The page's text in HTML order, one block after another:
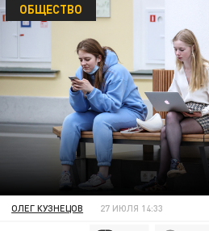
ОБЩЕСТВО
ОЛЕГ КУЗНЕЦОВ 27 ИЮЛЯ 14:33